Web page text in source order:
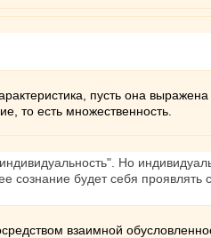
пусть она
то есть множественность.
Но
сознание будет себя
взаимной